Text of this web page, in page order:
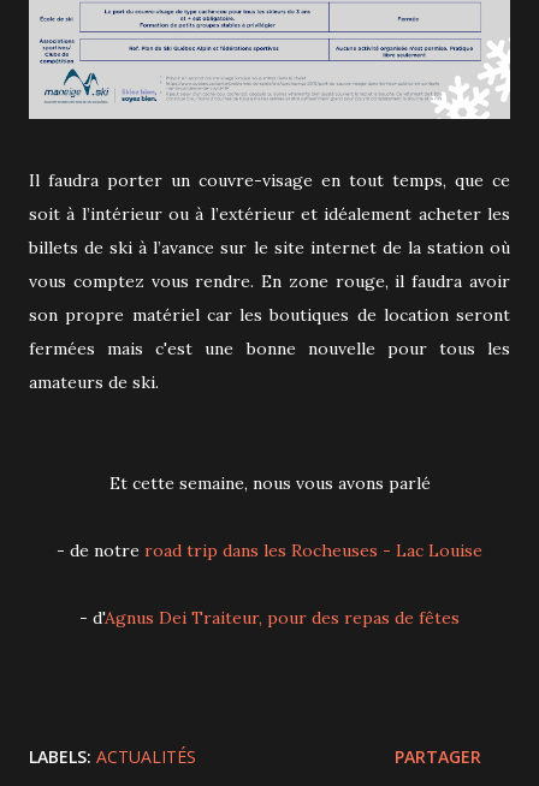
Il faudra porter un couvre-visage en tout temps, que ce
soit à l’intérieur ou à l’extérieur et idéalement acheter les
billets de ski à l’avance sur le site internet de la station où
vous comptez vous rendre. En zone rouge, il faudra avoir
son propre matériel car les boutiques de location seront
fermées mais c'est une bonne nouvelle pour tous les
amateurs de ski.
Et cette semaine, nous vous avons parlé
- de notre road trip dans les Rocheuses - Lac Louise
- d'Agnus Dei Traiteur, pour des repas de fêtes
LABELS: ACTUALITÉS PARTAGER